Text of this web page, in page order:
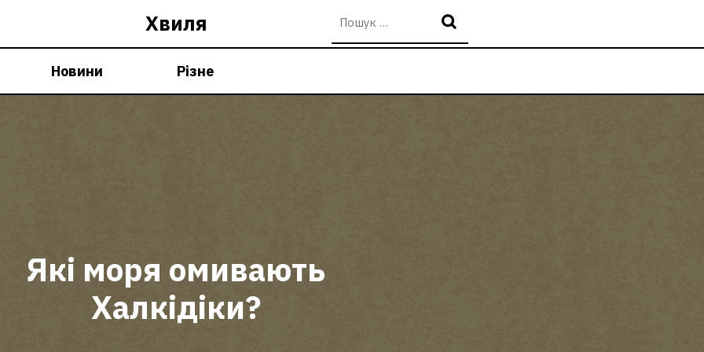
Хвиля
Новини Різне
Які моря омивають
Халкідіки?